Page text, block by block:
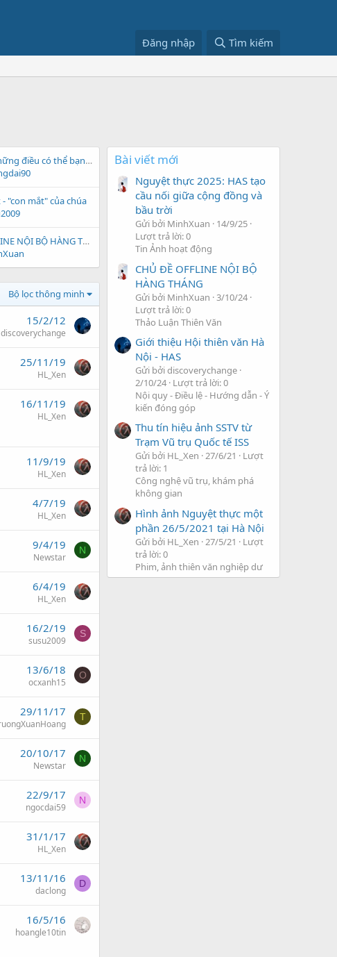
Đăng nhập Tìm kiếm
Sao Thổ và những điều có thể bạn chưa biết!
"con mắt" của chúa
CHỦ ĐỀ OFFLINE NỘI BỘ HÀNG THÁNG
Bộ lọc thông minh
15/2/12
discoverychange
25/11/19
HL_Xen
16/11/19
HL_Xen
11/9/19
HL_Xen
4/7/19
HL_Xen
9/4/19
Newstar
N
6/4/19
HL_Xen
16/2/19
susu2009
S
13/6/18
ocxanh15
O
29/11/17 T
20/10/17
Newstar
N
22/9/17
ngocdai59
N
31/1/17
HL_Xen
13/11/16
daclong
D
16/5/16
hoangle10tin
Bài viết mới
Nguyệt thực 2025: HAS tạo
cầu nối giữa cộng đồng và
bầu trời
Gửi bởi MinhXuan
14/9/25
Lượt trả lời: 0
Tin Ảnh hoạt động
CHỦ ĐỀ OFFLINE NỘI BỘ
HÀNG THÁNG
Gửi bởi MinhXuan 3/10/24
Lượt trả lời: 0
Thảo Luận Thiên Văn
Giới thiệu Hội thiên văn Hà
Nội - HAS
Gửi bởi discoverychange
2/10/24 Lượt trả lời: 0
Nội quy - Điều lệ - Hướng dẫn - Ý
kiến đóng góp
Thu tín hiệu ảnh SSTV từ
Trạm Vũ trụ Quốc tế ISS
Gửi bởi HL_Xen 27/6/21
Lượt
trả lời: 1
Công nghệ vũ trụ, khám phá
không gian
Hình ảnh Nguyệt thực một
phần 26/5/2021 tại Hà Nội
Gửi bởi HL_Xen 27/5/21
Lượt
trả lời: 0
Phim, ảnh thiên văn nghiệp dư